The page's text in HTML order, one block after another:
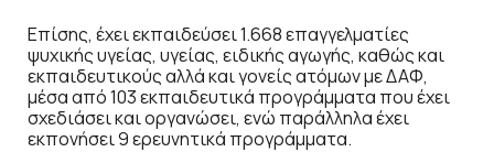
Επίσης, έχει εκπαιδεύσει 1.668 επαγγελματίες
ψυχικής υγείας, υγείας, ειδικής αγωγής, καθώς και
εκπαιδευτικούς αλλά και γονείς ατόμων με ΔΑΦ,
μέσα από 103 εκπαιδευτικά προγράμματα που έχει
σχεδιάσει και οργανώσει, ενώ παράλληλα έχει
εκπονήσει 9 ερευνητικά προγράμματα.